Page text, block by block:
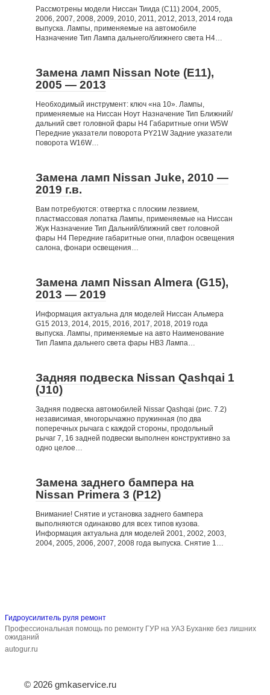
Рассмотрены модели Ниссан Тиида (C11) 2004, 2005,
2006, 2007, 2008, 2009, 2010, 2011, 2012, 2013, 2014 года
выпуска. Лампы, применяемые на автомобиле
Назначение Тип Лампа дальнего/ближнего света Н4…
Замена ламп Nissan Note (E11),
2005 — 2013
Необходимый инструмент: ключ «на 10». Лампы,
применяемые на Ниссан Ноут Назначение Тип Ближний/
дальний свет головной фары Н4 Габаритные огни W5W
Передние указатели поворота PY21W Задние указатели
поворота W16W…
Замена ламп Nissan Juke, 2010 —
2019 г.в.
Вам потребуются: отвертка с плоским лезвием,
пластмассовая лопатка Лампы, применяемые на Ниссан
Жук Назначение Тип Дальний/ближний свет головной
фары Н4 Передние габаритные огни, плафон освещения
салона, фонари освещения…
Замена ламп Nissan Almera (G15),
2013 — 2019
Информация актуальна для моделей Ниссан Альмера
G15 2013, 2014, 2015, 2016, 2017, 2018, 2019 года
выпуска. Лампы, применяемые на авто Наименование
Тип Лампа дальнего света фары HB3 Лампа…
Задняя подвеска Nissan Qashqai 1
(J10)
Задняя подвеска автомобилей Nissar Qashqai (рис. 7.2)
независимая, многорычажно пружинная (по два
поперечных рычага с каждой стороны, продольный
рычаг 7, 16 задней подвески выполнен конструктивно за
одно целое…
Замена заднего бампера на
Nissan Primera 3 (P12)
Внимание! Снятие и установка заднего бампера
выполняются одинаково для всех типов кузова.
Информация актуальна для моделей 2001, 2002, 2003,
2004, 2005, 2006, 2007, 2008 года выпуска. Снятие 1…
Гидроусилитель руля ремонт
Профессиональная помощь по ремонту ГУР на УАЗ Буханке без лишних
ожиданий
autogur.ru
© 2026 gmkaservice.ru